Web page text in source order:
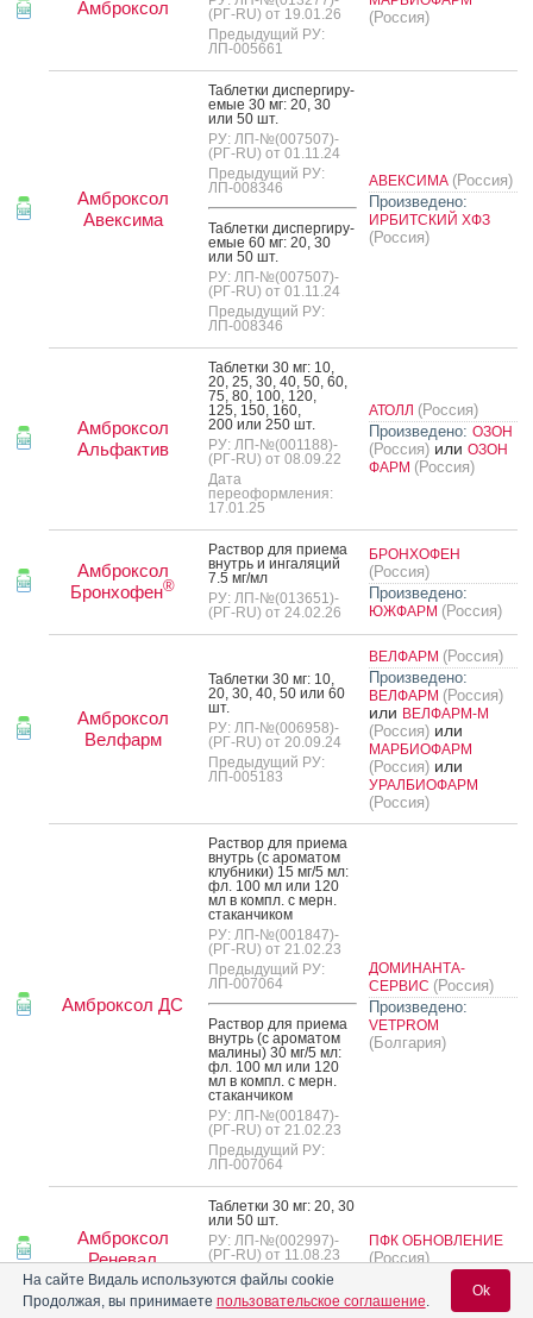
Амброксол
(РГ-RU) от 19.01.26
Предыдущий РУ:
ЛП-005661
(Россия)
Амброксол
Авексима
Таб­летки дис­перги­ру­
емые 30 мг: 20, 30
или 50 шт.
РУ: ЛП-№(007507)-
(РГ-RU) от 01.11.24
Предыдущий РУ:
ЛП-008346
Таб­летки дис­перги­ру­
емые 60 мг: 20, 30
или 50 шт.
РУ: ЛП-№(007507)-
(РГ-RU) от 01.11.24
Предыдущий РУ:
ЛП-008346
АВЕКСИМА (Россия)
Произведено:
ИРБИТСКИЙ ХФЗ
(Россия)
Амброксол
Альфактив
Таб­летки 30 мг: 10,
20, 25, 30, 40, 50, 60,
75, 80, 100, 120,
125, 150, 160,
200 или 250 шт.
РУ: ЛП-№(001188)-
(РГ-RU) от 08.09.22
Дата
переоформления:
17.01.25
АТОЛЛ (Россия)
Произведено: ОЗОН
(Россия) или ОЗОН
ФАРМ (Россия)
Амброксол
Бронхофен®
Рас­твор для при­ема
внутрь и ин­га­ляций
7.5 мг/мл
РУ: ЛП-№(013651)-
(РГ-RU) от 24.02.26
БРОНХОФЕН
(Россия)
Произведено:
ЮЖФАРМ (Россия)
Амброксол
Велфарм
Таб­летки 30 мг: 10,
20, 30, 40, 50 или 60
шт.
РУ: ЛП-№(006958)-
(РГ-RU) от 20.09.24
Предыдущий РУ:
ЛП-005183
ВЕЛФАРМ (Россия)
Произведено:
ВЕЛФАРМ (Россия)
или ВЕЛФАРМ-М
(Россия) или
МАРБИОФАРМ
(Россия) или
УРАЛБИОФАРМ
(Россия)
Амброксол ДС
Рас­твор для при­ема
внутрь (с аро­матом
клуб­ни­ки) 15 мг/5 мл:
фл. 100 мл или 120
мл в компл. с мерн.
ста­кан­чи­ком
РУ: ЛП-№(001847)-
(РГ-RU) от 21.02.23
Предыдущий РУ:
ЛП-007064
Рас­твор для при­ема
внутрь (с аро­матом
ма­лины) 30 мг/5 мл:
фл. 100 мл или 120
мл в компл. с мерн.
ста­кан­чи­ком
РУ: ЛП-№(001847)-
(РГ-RU) от 21.02.23
Предыдущий РУ:
ЛП-007064
ДОМИНАНТА-
СЕРВИС (Россия)
Произведено:
VETPROM
(Болгария)
Амброксол
Реневал
Таб­летки 30 мг: 20, 30
или 50 шт.
РУ: ЛП-№(002997)-
(РГ-RU) от 11.08.23
Предыдущий РУ:
ЛП-004490
ПФК ОБНОВЛЕНИЕ
(Россия)
На сайте Видаль используются файлы cookie
Продолжая, вы принимаете пользовательское соглашение.
Ok